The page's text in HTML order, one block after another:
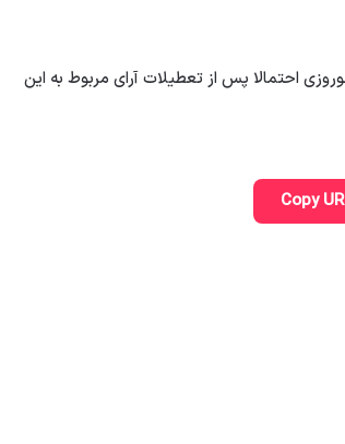
احتمالا پس از تعطیلات آرای مربوط به این
Copy